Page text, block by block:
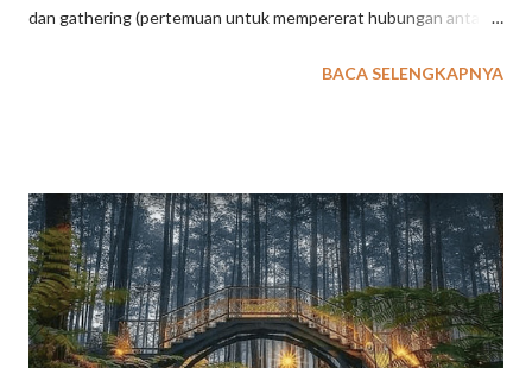
dan gathering (pertemuan untuk mempererat hubungan antar
atau instansi untuk mempererat kebersamaan, kekompakan tim,
Mempererat hubungan antar peserta, baik itu rekan kerja
maupun keluarga. Memberikan penyegaran pikiran dan
pengalaman yang menyenangkan di luar rutinitas pekerjaan atau
kehidupan sehari-hari. Konsep Outbound Gathering:
Menggabungkan aktivitas yang menyenangkan dan menantang
BACA SELENGKAPNYA